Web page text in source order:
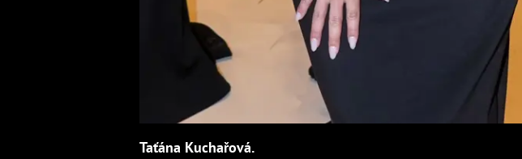
Taťána Kuchařová.